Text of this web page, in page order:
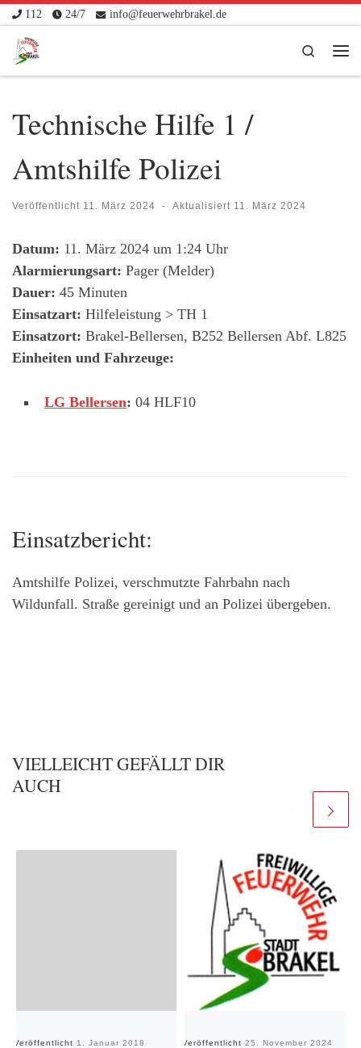
Zum Inhalt springen
112 24/7 info@feuerwehrbrakel.de
Search
Technische Hilfe 1 /
Amtshilfe Polizei
Veröffentlicht 11. März 2024 - Aktualisiert 11. März 2024
Datum: 11. März 2024 um 1:24 Uhr
Alarmierungsart: Pager (Melder)
Dauer: 45 Minuten
Einsatzart: Hilfeleistung > TH 1
Einsatzort: Brakel-Bellersen, B252 Bellersen Abf. L825
Einheiten und Fahrzeuge:
LG Bellersen: 04 HLF10
Einsatzbericht:
Amtshilfe Polizei, verschmutzte Fahrbahn nach
Wildunfall. Straße gereinigt und an Polizei übergeben.
VIELLEICHT GEFÄLLT DIR
AUCH
Veröffentlicht 1. Januar 2018 Veröffentlicht 25. November 2024